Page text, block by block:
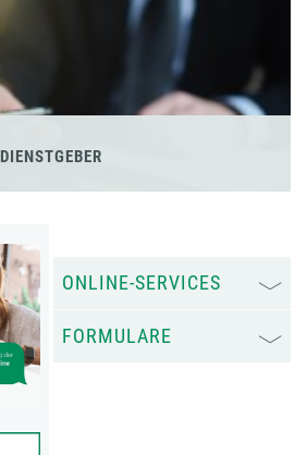
DIENSTGEBER
ONLINE-SERVICES
FORMULARE